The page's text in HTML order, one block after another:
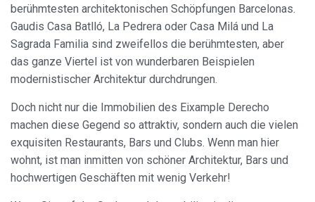
berühmtesten architektonischen Schöpfungen Barcelonas.
Gaudis Casa Batlló, La Pedrera oder Casa Milá und La
Sagrada Familia sind zweifellos die berühmtesten, aber
das ganze Viertel ist von wunderbaren Beispielen
modernistischer Architektur durchdrungen.
Doch nicht nur die Immobilien des Eixample Derecho
machen diese Gegend so attraktiv, sondern auch die vielen
exquisiten Restaurants, Bars und Clubs. Wenn man hier
wohnt, ist man inmitten von schöner Architektur, Bars und
hochwertigen Geschäften mit wenig Verkehr!